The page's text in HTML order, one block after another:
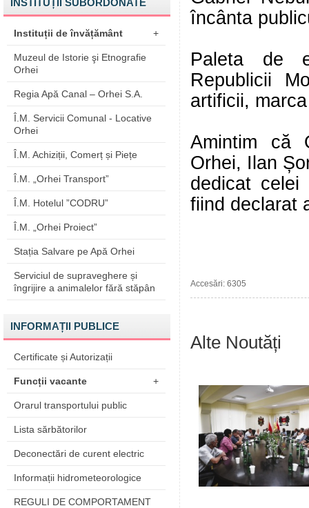
INSTITUȚII SUBORDONATE
Instituții de învățământ +
Muzeul de Istorie şi Etnografie
Orhei
Regia Apă Canal – Orhei S.A.
Î.M. Servicii Comunal - Locative
Orhei
Î.M. Achiziții, Comerț și Piețe
Î.M. „Orhei Transport”
Î.M. Hotelul ”CODRU”
Î.M. „Orhei Proiect”
Stația Salvare pe Apă Orhei
Serviciul de supraveghere și
îngrijire a animalelor fără stăpân
INFORMAȚII PUBLICE
Certificate și Autorizații
Funcții vacante +
Orarul transportului public
Lista sărbătorilor
Deconectări de curent electric
Informații hidrometeorologice
REGULI DE COMPORTAMENT
încânta
Paleta de
Republicii
artificii,
Amintim că
Orhei, Ilan
dedicat celei
fiind declarat
Accesări: 6305
Alte Noutăți